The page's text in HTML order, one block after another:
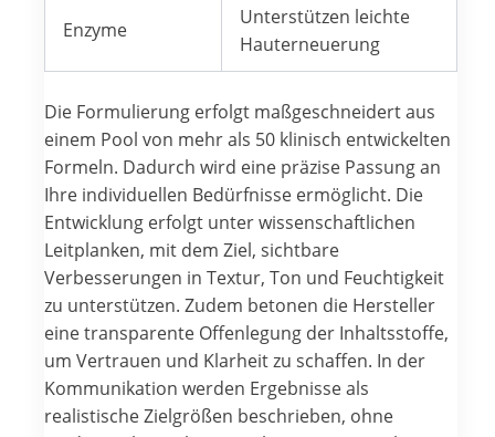
Enzyme
Unterstützen leichte
Hauterneuerung
Die Formulierung erfolgt maßgeschneidert aus
einem Pool von mehr als 50 klinisch entwickelten
Formeln. Dadurch wird eine präzise Passung an
Ihre individuellen Bedürfnisse ermöglicht. Die
Entwicklung erfolgt unter wissenschaftlichen
Leitplanken, mit dem Ziel, sichtbare
Verbesserungen in Textur, Ton und Feuchtigkeit
zu unterstützen. Zudem betonen die Hersteller
eine transparente Offenlegung der Inhaltsstoffe,
um Vertrauen und Klarheit zu schaffen. In der
Kommunikation werden Ergebnisse als
realistische Zielgrößen beschrieben, ohne